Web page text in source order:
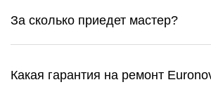
За сколько приедет мастер?
Какая гарантия на ремонт